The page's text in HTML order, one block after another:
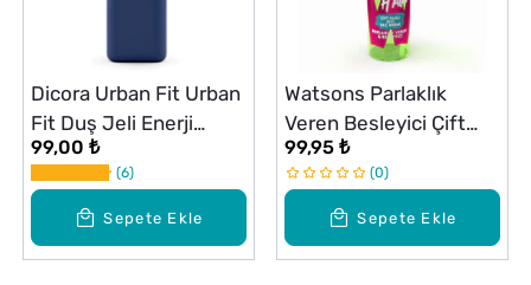
Sepete Ekle
Dicora Urban Fit Urban
Fit Duş Jeli Enerji
Vetiver & Ginseng 400
ml
99,00 ₺
6
Sepete Ekle
Watsons Parlaklık
Veren Besleyici Çift
Fazlı Saç Kremi 200 ml
99,95 ₺
0